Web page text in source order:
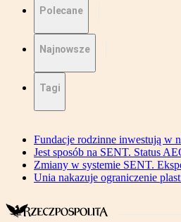
Polecane
Najnowsze
Tagi
Fundacje rodzinne inwestują w
Jest sposób na SENT. Status
Zmiany w systemie SENT.
Unia nakazuje ograniczenie